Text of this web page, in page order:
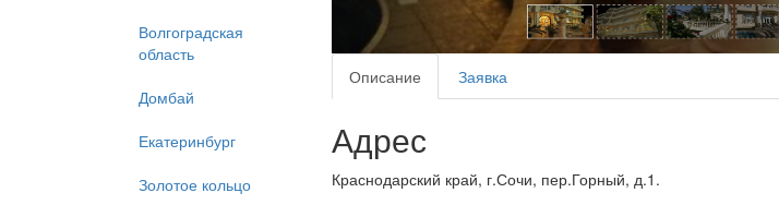
Волгоградская
область
Домбай
Екатеринбург
Золотое кольцо
Описание Заявка
Адрес
Краснодарский край, г.Сочи, пер.Горный, д.1.